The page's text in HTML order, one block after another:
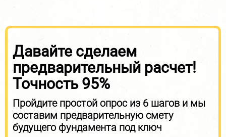
Давайте сделаем
предварительный расчет!
Точность 95%
Пройдите простой опрос из 6 шагов и мы
составим предварительную смету
будущего фундамента под ключ